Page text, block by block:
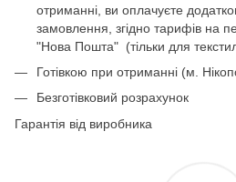
отриманні, ви оплачуєте
замовлення, згідно тарифів на
"Нова Пошта" (тільки для
Готівкою при отриманні (м.
Безготівковий розрахунок
Гарантія від виробника